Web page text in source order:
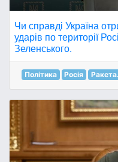
Чи справді Україна
ударів по території
Зеленського.
Політика Росія Ракета.